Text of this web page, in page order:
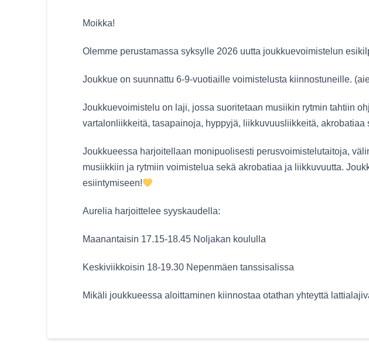
Moikka!
Olemme perustamassa syksylle 2026 uutta joukkuevoimistelun
Joukkue on suunnattu 6-9-vuotiaille voimistelusta kiinnostuneille.
Joukkuevoimistelu on laji, jossa suoritetaan musiikin rytmin tahtiin
vartalonliikkeitä, tasapainoja, hyppyjä, liikkuvuusliikkeitä, akrobatiaa
Joukkueessa harjoitellaan monipuolisesti perusvoimistelutaitoja,
musiikkiin ja rytmiin voimistelua sekä akrobatiaa ja liikkuvuutta.
esiintymiseen!
Aurelia harjoittelee syyskaudella:
Maanantaisin 17.15-18.45 Noljakan koululla
Keskiviikkoisin 18-19.30 Nepenmäen tanssisalissa
Mikäli joukkueessa aloittaminen kiinnostaa otathan yhteyttä